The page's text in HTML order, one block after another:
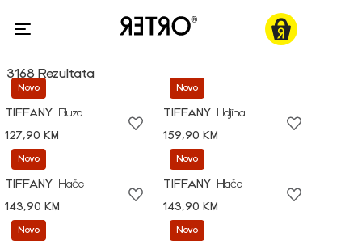
3168 Rezultata
Novo
TIFFANY
Bluza
127,90 KM
Novo
TIFFANY
Haljina
159,90 KM
Novo
TIFFANY
Hlače
143,90 KM
Novo
TIFFANY
Hlače
143,90 KM
Novo Novo